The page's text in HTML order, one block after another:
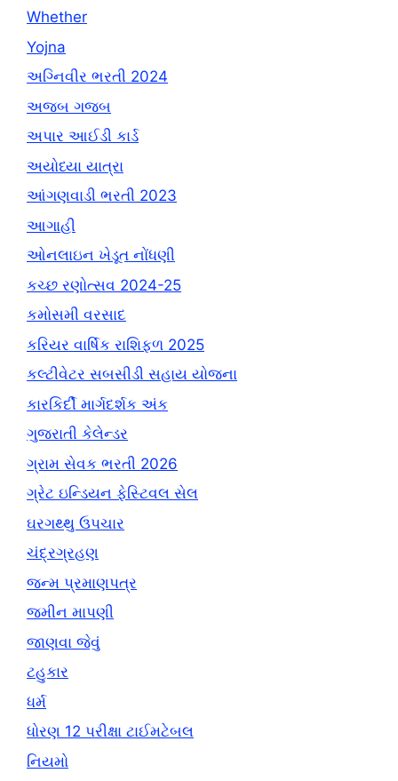
Whether
Yojna
અગ્નિવીર ભરતી 2024
અજબ ગજબ
અપાર આઈડી કાર્ડ
અયોધ્યા યાત્રા
આંગણવાડી ભરતી 2023
આગાહી
ઓનલાઇન ખેડૂત નોંધણી
કચ્છ રણોત્સવ 2024-25
કમોસમી વરસાદ
કરિયર વાર્ષિક રાશિફળ 2025
કલ્ટીવેટર સબસીડી સહાય યોજના
કારકિર્દી માર્ગદર્શક અંક
ગુજરાતી કેલેન્ડર
ગ્રામ સેવક ભરતી 2026
ગ્રેટ ઇન્ડિયન ફેસ્ટિવલ સેલ
ઘરગથ્થુ ઉપચાર
ચંદ્રગ્રહણ
જન્મ પ્રમાણપત્ર
જમીન માપણી
જાણવા જેવું
ટહુકાર
ધર્મ
ધોરણ 12 પરીક્ષા ટાઈમટેબલ
નિયમો